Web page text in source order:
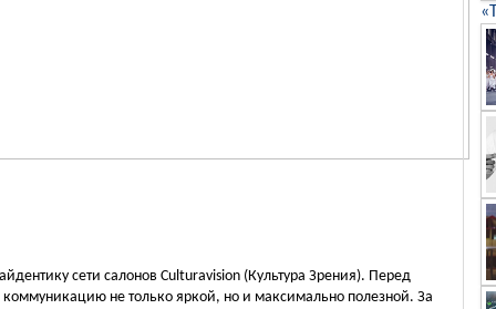
сети салонов Culturavision (Культура Зрения). Перед
коммуникацию не только яркой, но и максимально полезной. За